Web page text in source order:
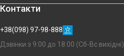
Контакти
+38(098) 97-98-888
Дзвінки з 9:00 до 18:00 (Сб-Вс вихідні)